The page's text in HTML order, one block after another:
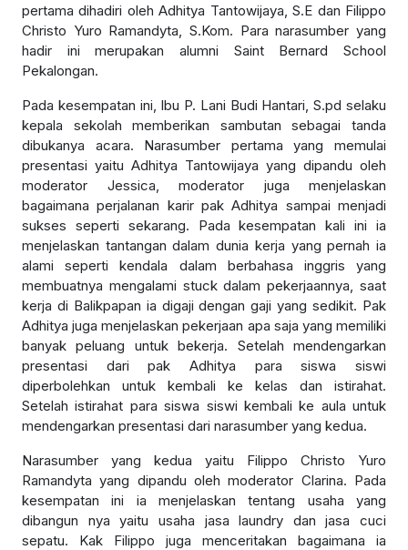
pertama dihadiri oleh Adhitya Tantowijaya, S.E dan Filippo
Christo Yuro Ramandyta, S.Kom. Para narasumber yang
hadir ini merupakan alumni Saint Bernard School
Pekalongan.
Pada kesempatan ini, Ibu P. Lani Budi Hantari, S.pd selaku
kepala sekolah memberikan sambutan sebagai tanda
dibukanya acara. Narasumber pertama yang memulai
presentasi yaitu Adhitya Tantowijaya yang dipandu oleh
moderator Jessica, moderator juga menjelaskan
bagaimana perjalanan karir pak Adhitya sampai menjadi
sukses seperti sekarang. Pada kesempatan kali ini ia
menjelaskan tantangan dalam dunia kerja yang pernah ia
alami seperti kendala dalam berbahasa inggris yang
membuatnya mengalami stuck dalam pekerjaannya, saat
kerja di Balikpapan ia digaji dengan gaji yang sedikit. Pak
Adhitya juga menjelaskan pekerjaan apa saja yang memiliki
banyak peluang untuk bekerja. Setelah mendengarkan
presentasi dari pak Adhitya para siswa siswi
diperbolehkan untuk kembali ke kelas dan istirahat.
Setelah istirahat para siswa siswi kembali ke aula untuk
mendengarkan presentasi dari narasumber yang kedua.
Narasumber yang kedua yaitu Filippo Christo Yuro
Ramandyta yang dipandu oleh moderator Clarina. Pada
kesempatan ini ia menjelaskan tentang usaha yang
dibangun nya yaitu usaha jasa laundry dan jasa cuci
sepatu. Kak Filippo juga menceritakan bagaimana ia